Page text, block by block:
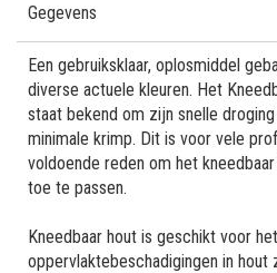
Gegevens
Een gebruiksklaar, oplosmiddel
diverse actuele kleuren. Het
staat bekend om zijn snelle
minimale krimp. Dit is voor vele
voldoende reden om het
toe te passen.
Kneedbaar hout is geschikt voor
oppervlaktebeschadigingen in